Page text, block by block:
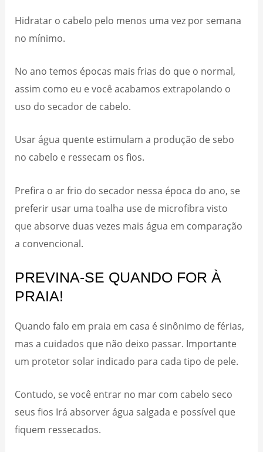
Hidratar o cabelo pelo menos uma vez por semana
no mínimo.
No ano temos épocas mais frias do que o normal,
assim como eu e você acabamos extrapolando o
uso do secador de cabelo.
Usar água quente estimulam a produção de sebo
no cabelo e ressecam os fios.
Prefira o ar frio do secador nessa época do ano, se
preferir usar uma toalha use de microfibra visto
que absorve duas vezes mais água em comparação
a convencional.
PREVINA-SE QUANDO FOR À
PRAIA!
Quando falo em praia em casa é sinônimo de férias,
mas a cuidados que não deixo passar. Importante
um protetor solar indicado para cada tipo de pele.
Contudo, se você entrar no mar com cabelo seco
seus fios Irá absorver água salgada e possível que
fiquem ressecados.